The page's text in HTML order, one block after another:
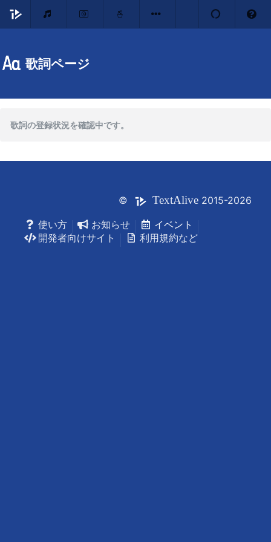
歌詞ページ
歌詞の登録状況を確認中です。
© TextAlive 2015-2026
使い方
お知らせ
イベント
開発者向けサイト
利用規約など